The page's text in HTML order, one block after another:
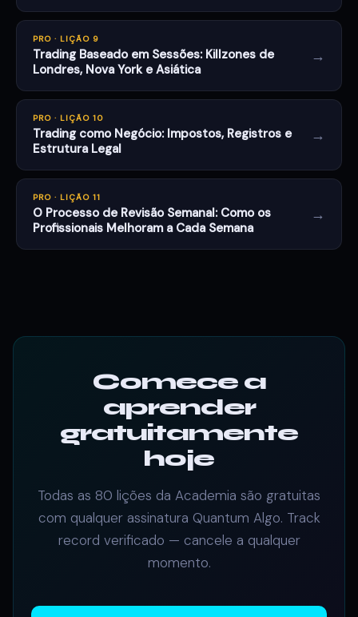
PRO · LIÇÃO 9
Trading Baseado em Sessões: Killzones de
Londres, Nova York e Asiática
→
PRO · LIÇÃO 10
Trading como Negócio: Impostos, Registros e
Estrutura Legal
→
PRO · LIÇÃO 11
O Processo de Revisão Semanal: Como os
Profissionais Melhoram a Cada Semana
→
Comece a
aprender
gratuitamente
hoje
Todas as 80 lições da Academia são gratuitas
com qualquer assinatura Quantum Algo. Track
record verificado — cancele a qualquer
momento.